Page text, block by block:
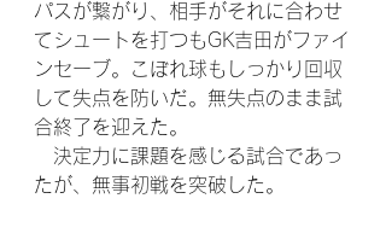
パスが繋がり、相手がそれに合わせ
てシュートを打つもGK吉田がファイ
ンセーブ。こぼれ球もしっかり回収
して失点を防いだ。無失点のまま試
合終了を迎えた。
決定力に課題を感じる試合であっ
たが、無事初戦を突破した。